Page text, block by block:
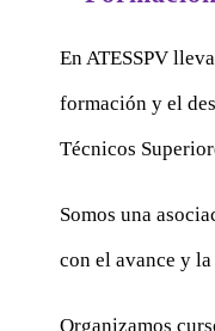
En ATESSPV
formación y el
Técnicos
Somos una
con el avance y
Organizamos